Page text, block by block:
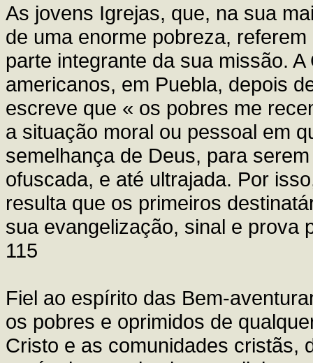
As jovens Igrejas, que, na sua
de uma enorme pobreza,
parte integrante da sua missão.
americanos, em Puebla, depois
escreve que « os pobres me
a situação moral ou pessoal em
semelhança de Deus, para
ofuscada, e até ultrajada. Por
resulta que os primeiros
sua evangelização, sinal e prova
115
Fiel ao espírito das Bem-
os pobres e oprimidos de
Cristo e as comunidades cristãs,